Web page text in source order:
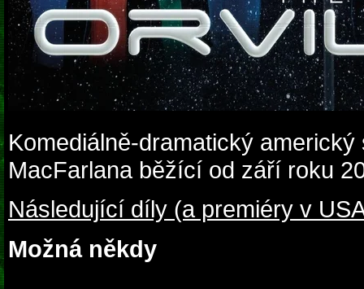
Komediálně-dramatický
MacFarlana běžící od září roku
Následující díly (a premiéry v
Možná někdy